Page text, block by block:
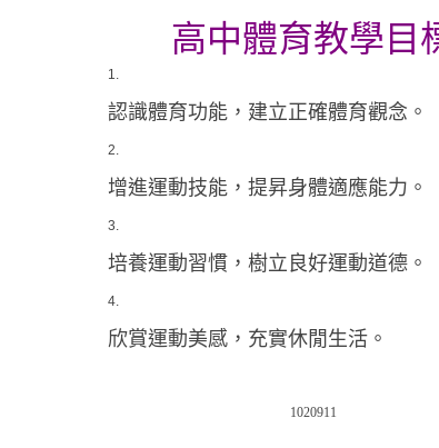
高中體育教學目
認識體育功能，建立正確體育觀念。
增進運動技能，提昇身體適應能力。
培養運動習慣，樹立良好運動道德。
欣賞運動美感，充實休閒生活。
1020911